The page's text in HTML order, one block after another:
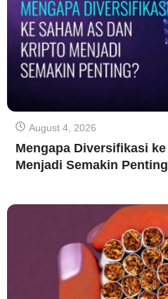
August 4, 2026
Mengapa Diversifikasi
Menjadi Semakin